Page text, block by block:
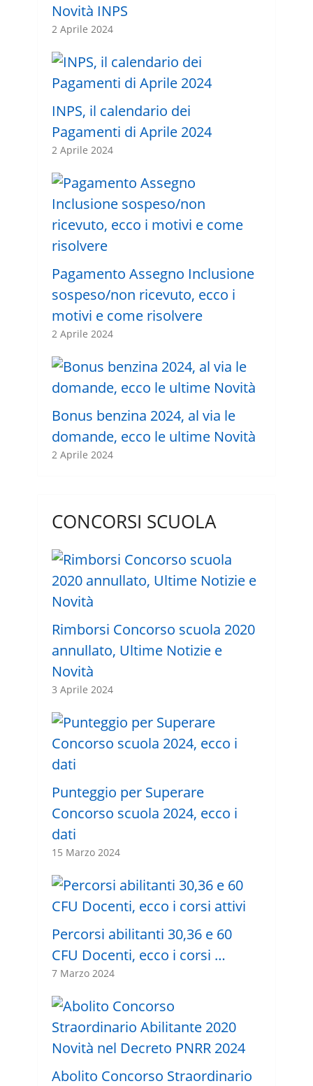
Novità INPS
2 Aprile 2024
INPS, il calendario dei
Pagamenti di Aprile 2024
2 Aprile 2024
Pagamento Assegno Inclusione
sospeso/non ricevuto, ecco i
motivi e come risolvere
2 Aprile 2024
Bonus benzina 2024, al via le
domande, ecco le ultime Novità
2 Aprile 2024
CONCORSI SCUOLA
Rimborsi Concorso scuola 2020
annullato, Ultime Notizie e
Novità
3 Aprile 2024
Punteggio per Superare
Concorso scuola 2024, ecco i
dati
15 Marzo 2024
Percorsi abilitanti 30,36 e 60
CFU Docenti, ecco i corsi …
7 Marzo 2024
Abolito Concorso Straordinario